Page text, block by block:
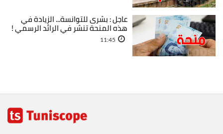
عاجل : بشرى للتوانسة... الزيادة في
هذه المنحة تنشر في الرائد الرسمي !
11:45